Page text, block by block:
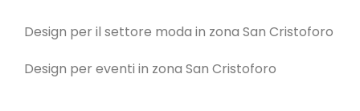
Design per il settore moda in zona San Cristoforo
Design per eventi in zona San Cristoforo